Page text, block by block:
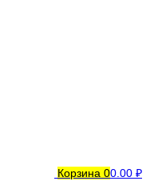
Корзина 00.00 ₽